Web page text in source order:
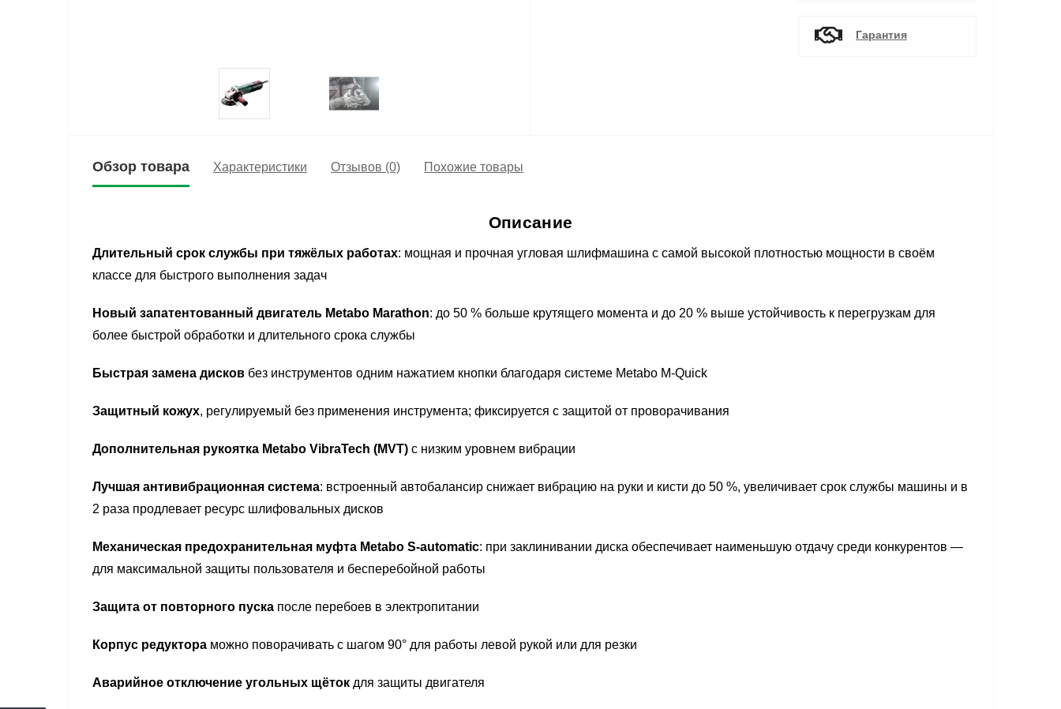
Гарантия
Обзор товара Характеристики Отзывов (0) Похожие товары
Описание
Длительный срок службы при тяжёлых работах: мощная и прочная угловая шлифмашина с самой высокой плотностью мощности в своём
классе для быстрого выполнения задач
Новый запатентованный двигатель Metabo Marathon: до 50 % больше крутящего момента и до 20 % выше устойчивость к перегрузкам для
более быстрой обработки и длительного срока службы
Быстрая замена дисков без инструментов одним нажатием кнопки благодаря системе Metabo M-Quick
Защитный кожух, регулируемый без применения инструмента; фиксируется с защитой от проворачивания
Дополнительная рукоятка Metabo VibraTech (MVT) с низким уровнем вибрации
Лучшая антивибрационная система: встроенный автобалансир снижает вибрацию на руки и кисти до 50 %, увеличивает срок службы машины и в
2 раза продлевает ресурс шлифовальных дисков
Механическая предохранительная муфта Metabo S-automatic: при заклинивании диска обеспечивает наименьшую отдачу среди конкурентов —
для максимальной защиты пользователя и бесперебойной работы
Защита от повторного пуска после перебоев в электропитании
Корпус редуктора можно поворачивать с шагом 90° для работы левой рукой или для резки
Аварийное отключение угольных щёток для защиты двигателя